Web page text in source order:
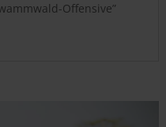
Offensive”